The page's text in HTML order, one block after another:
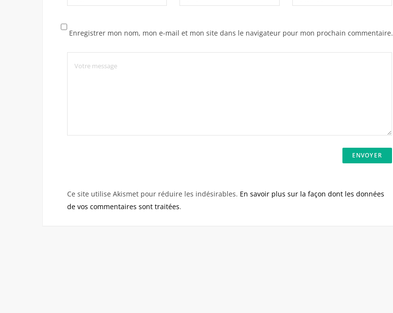
Enregistrer mon nom, mon e-mail et mon site dans le navigateur pour mon prochain commentaire.
Ce site utilise Akismet pour réduire les indésirables. En savoir plus sur la façon dont les données
de vos commentaires sont traitées.